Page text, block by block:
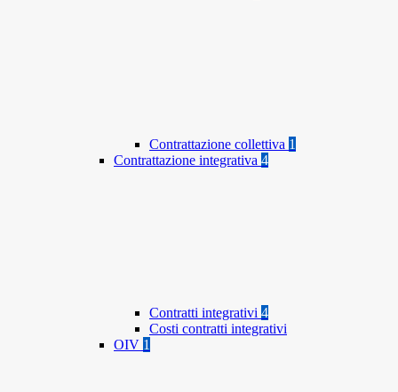
Contrattazione collettiva 1
Contrattazione integrativa 4
Contratti integrativi 4
Costi contratti integrativi
OIV 1